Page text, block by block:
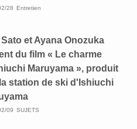
28 Entretien
et Ayana Onozuka
du film « Le charme
Maruyama », produit
station de ski d'Ishiuchi
09 SUJETS